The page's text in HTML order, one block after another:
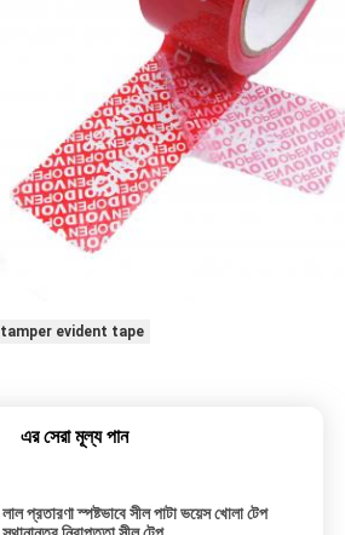
tamper evident tape
এর সেরা মূল্য পান
লাল প্রতারণা স্পষ্টভাবে সীল পাটা ভয়েস খোলা টেপ